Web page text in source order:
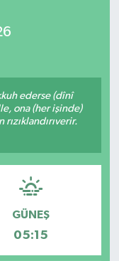
ederse (dînî
ona (her işinde)
GÜNEŞ
05:15